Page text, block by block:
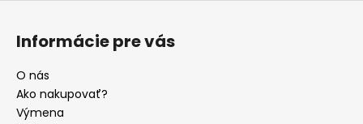
Informácie pre vás
O nás
Ako nakupovať?
Výmena